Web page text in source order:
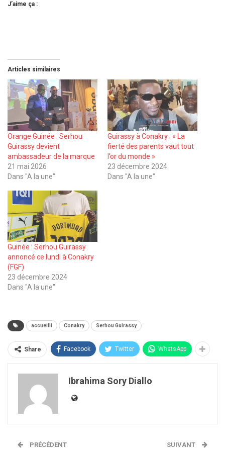
J’aime ça :
Articles similaires
Orange Guinée : Serhou
Guirassy devient
ambassadeur de la marque
21 mai 2026
Dans "A la une"
Guirassy à Conakry : « La
fierté des parents vaut tout
l’or du monde »
23 décembre 2024
Dans "A la une"
Guinée : Serhou Guirassy
annoncé ce lundi à Conakry
(FGF)
23 décembre 2024
Dans "A la une"
accueilli Conakry Serhou Guirassy
Share Facebook Twitter WhatsApp
Ibrahima Sory Diallo
PRÉCÉDENT SUIVANT